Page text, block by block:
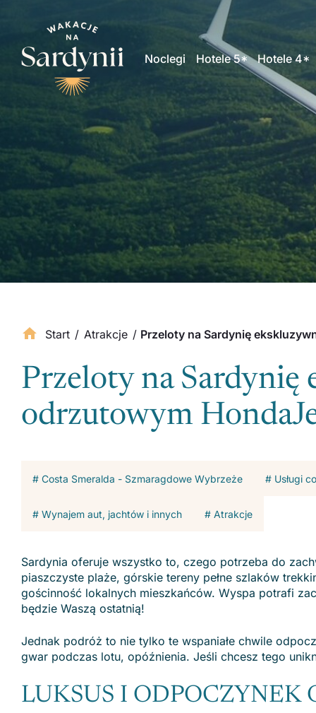
Noclegi Hotele 5* Hotele 4*
Start / Atrakcje / Przeloty na Sardynię
Przeloty na Sardynię
odrzutowym
# Costa Smeralda - Szmaragdowe Wybrzeże # Usługi
# Wynajem aut, jachtów i innych # Atrakcje
Sardynia oferuje wszystko to, czego potrzeba do
piaszczyste plaże, górskie tereny pełne szlaków
gościnność lokalnych mieszkańców. Wyspa potrafi
będzie Waszą ostatnią!
Jednak podróż to nie tylko te wspaniałe chwile
gwar podczas lotu, opóźnienia. Jeśli chcesz tego
LUKSUS I ODPOCZYNEK